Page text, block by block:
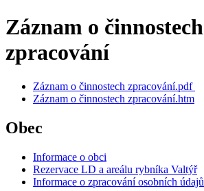
Záznam o činnostech
zpracování
Záznam o činnostech zpracování.pdf
Záznam o činnostech zpracování.htm
Obec
Informace o obci
Rezervace LD a areálu rybníka Valtýř
Informace o zpracování osobních údajů